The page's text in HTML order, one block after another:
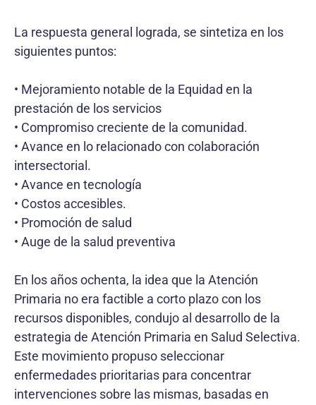
La respuesta general lograda, se sintetiza en los
siguientes puntos:
• Mejoramiento notable de la Equidad en la
prestación de los servicios
• Compromiso creciente de la comunidad.
• Avance en lo relacionado con colaboración
intersectorial.
• Avance en tecnología
• Costos accesibles.
• Promoción de salud
• Auge de la salud preventiva
En los años ochenta, la idea que la Atención
Primaria no era factible a corto plazo con los
recursos disponibles, condujo al desarrollo de la
estrategia de Atención Primaria en Salud Selectiva.
Este movimiento propuso seleccionar
enfermedades prioritarias para concentrar
intervenciones sobre las mismas, basadas en